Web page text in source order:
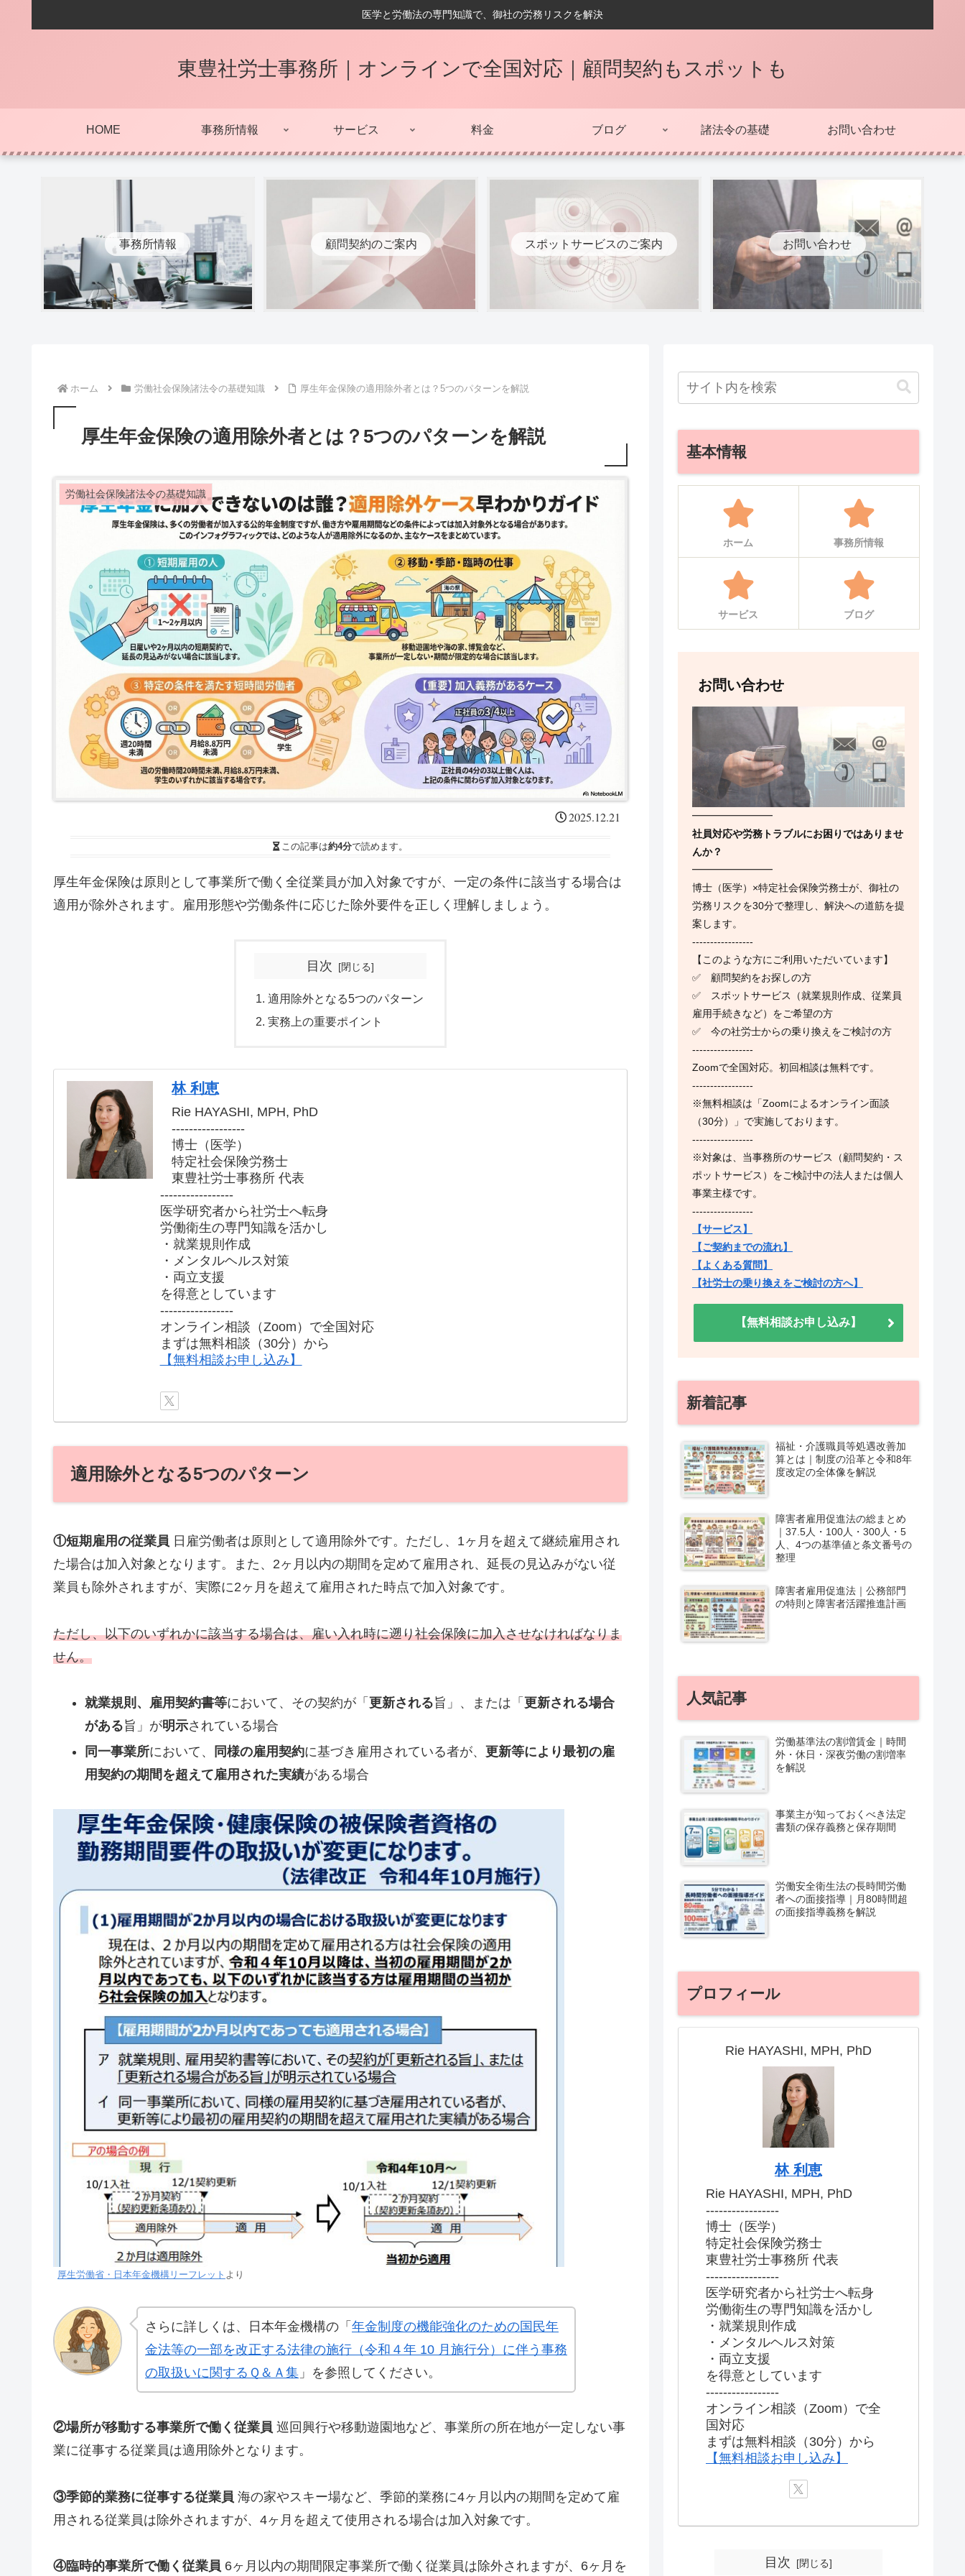
医学と労働法の専門知識で、御社の労務リスクを解決
東豊社労士事務所｜オンラインで全国対応｜顧問契約もスポットも
HOME 事務所情報 サービス 料金 ブログ 諸法令の基礎 お問い合わせ
事務所情報 顧問契約のご案内 スポットサービスのご案内 お問い合わせ
ホーム 労働社会保険諸法令の基礎知識 厚生年金保険の適用除外者とは？5つのパターンを解説
厚生年金保険の適用除外者とは？5つのパターンを解説
労働社会保険諸法令の基礎知識
2025.12.21
この記事は約4分で読めます。
厚生年金保険は原則として事業所で働く全従業員が加入対象ですが、一定の条件に該当する場合は
適用が除外されます。雇用形態や労働条件に応じた除外要件を正しく理解しましょう。
目次
適用除外となる5つのパターン
実務上の重要ポイント
林 利恵
Rie HAYASHI, MPH, PhD
-----------------
博士（医学）
特定社会保険労務士
東豊社労士事務所 代表
-----------------
医学研究者から社労士へ転身
労働衛生の専門知識を活かし
・就業規則作成
・メンタルヘルス対策
・両立支援
を得意としています
-----------------
オンライン相談（Zoom）で全国対応
まずは無料相談（30分）から
【無料相談お申し込み】
適用除外となる5つのパターン
①短期雇用の従業員 日雇労働者は原則として適用除外です。ただし、1ヶ月を超えて継続雇用され
た場合は加入対象となります。また、2ヶ月以内の期間を定めて雇用され、延長の見込みがない従
業員も除外されますが、実際に2ヶ月を超えて雇用された時点で加入対象です。
ただし、以下のいずれかに該当する場合は、雇い入れ時に遡り社会保険に加入させなければなりま
せん。
就業規則、雇用契約書等において、その契約が「 更新される旨」、または「 更新される場合
がある旨」が明示されている場合
同一事業所において、 同様の雇用契約に基づき雇用されている者が、 更新等により最初の雇
用契約の期間を超えて雇用された実績がある場合
厚生労働省・日本年金機構リーフレット より
さらに詳しくは、日本年金機構の「 年金制度の機能強化のための国民年
金法等の一部を改正する法律の施行（令和４年 10 月施行分）に伴う事務
の取扱いに関するＱ＆Ａ集 」を参照してください。
②場所が移動する事業所で働く従業員 巡回興行や移動遊園地など、事業所の所在地が一定しない事
業に従事する従業員は適用除外となります。
③季節的業務に従事する従業員 海の家やスキー場など、季節的業務に4ヶ月以内の期間を定めて雇
用される従業員は除外されますが、4ヶ月を超えて使用される場合は加入対象です。
④臨時的事業所で働く従業員 6ヶ月以内の期間限定事業所で働く従業員は除外されますが、6ヶ月を
基本情報
ホーム 事務所情報
サービス ブログ
お問い合わせ
━━━━━━━━
社員対応や労務トラブルにお困りではありませ
んか？
━━━━━━━━
博士（医学）×特定社会保険労務士が、御社の
労務リスクを30分で整理し、解決への道筋を提
案します。
-----------------
【このような方にご利用いただいています】
✅ 顧問契約をお探しの方
✅ スポットサービス（就業規則作成、従業員
雇用手続きなど）をご希望の方
✅ 今の社労士からの乗り換えをご検討の方
-----------------
Zoomで全国対応。初回相談は無料です。
-----------------
※無料相談は「Zoomによるオンライン面談
（30分）」で実施しております。
-----------------
※対象は、当事務所のサービス（顧問契約・ス
ポットサービス）をご検討中の法人または個人
事業主様です。
-----------------
【サービス】
【ご契約までの流れ】
【よくある質問】
【社労士の乗り換えをご検討の方へ】
【無料相談お申し込み】
新着記事
福祉・介護職員等処遇改善加
算とは｜制度の沿革と令和8年
度改定の全体像を解説
障害者雇用促進法の総まとめ
｜37.5人・100人・300人・5
人、4つの基準値と条文番号の
整理
障害者雇用促進法｜公務部門
の特則と障害者活躍推進計画
人気記事
労働基準法の割増賃金｜時間
外・休日・深夜労働の割増率
を解説
事業主が知っておくべき法定
書類の保存義務と保存期間
労働安全衛生法の長時間労働
者への面接指導｜月80時間超
の面接指導義務を解説
プロフィール
Rie HAYASHI, MPH, PhD
林 利恵
Rie HAYASHI, MPH, PhD
-----------------
博士（医学）
特定社会保険労務士
東豊社労士事務所 代表
-----------------
医学研究者から社労士へ転身
労働衛生の専門知識を活かし
・就業規則作成
・メンタルヘルス対策
・両立支援
を得意としています
-----------------
オンライン相談（Zoom）で全
国対応
まずは無料相談（30分）から
【無料相談お申し込み】
目次